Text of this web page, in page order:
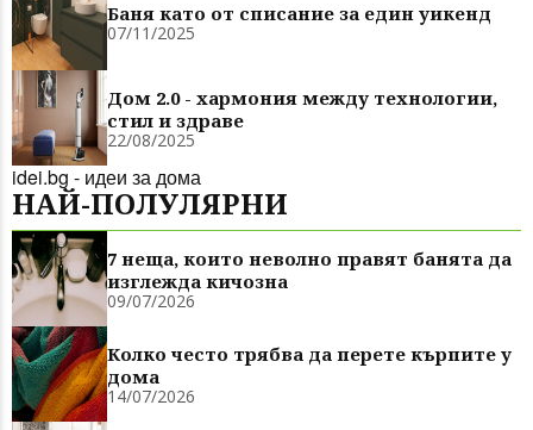
Баня като от списание за един уикенд
07/11/2025
Дом 2.0 - хармония между технологии,
стил и здраве
22/08/2025
idei.bg - идеи за дома
НАЙ-ПОЛУЛЯРНИ
7 неща, които неволно правят банята да
изглежда кичозна
09/07/2026
Колко често трябва да перете кърпите у
дома
14/07/2026